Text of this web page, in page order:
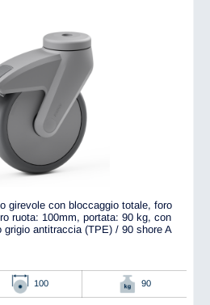
girevole con bloccaggio totale, foro
ruota: 100mm, portata: 90 kg, con
antitraccia (TPE) / 90 shore A
100 90